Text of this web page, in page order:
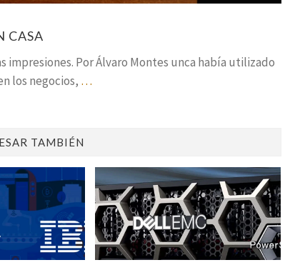
CASA
impresiones. Por Álvaro Montes unca había utilizado
los negocios, …
TAMBIÉN